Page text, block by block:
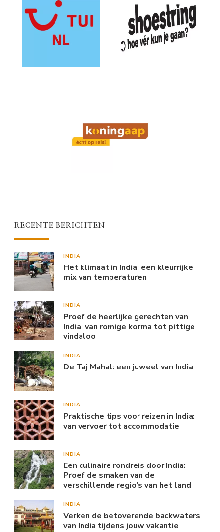
RECENTE BERICHTEN
INDIA
Het klimaat in India: een kleurrijke
mix van temperaturen
INDIA
Proef de heerlijke gerechten van
India: van romige korma tot pittige
vindaloo
INDIA
De Taj Mahal: een juweel van India
INDIA
Praktische tips voor reizen in India:
van vervoer tot accommodatie
INDIA
Een culinaire rondreis door India:
Proef de smaken van de
verschillende regio’s van het land
INDIA
Verken de betoverende backwaters
van India tijdens jouw vakantie